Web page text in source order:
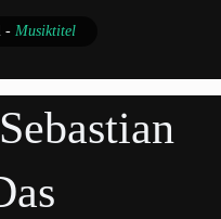
- Musiktitel